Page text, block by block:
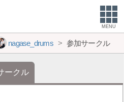
MENU
nagase_drums 参加サークル
ークル